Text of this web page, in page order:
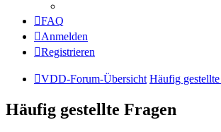
FAQ
Anmelden
Registrieren
VDD-Forum-Übersicht Häufig gestellte
Häufig gestellte Fragen